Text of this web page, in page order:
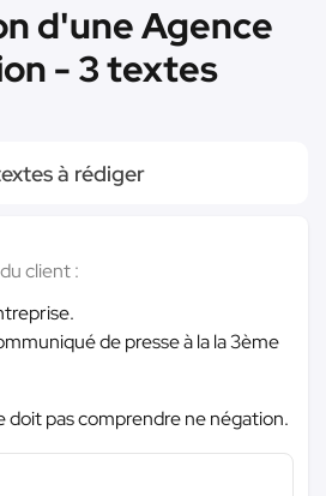
d'une Agence
- 3 textes
à rédiger
client :
de presse à la la 3ème
doit pas comprendre ne négation.